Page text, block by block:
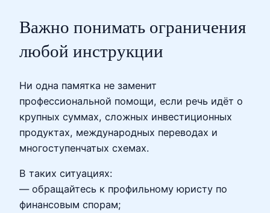
Важно понимать ограничения
любой инструкции
Ни одна памятка не заменит
профессиональной помощи, если речь идёт о
крупных суммах, сложных инвестиционных
продуктах, международных переводах и
многоступенчатых схемах.
В таких ситуациях:
— обращайтесь к профильному юристу по
финансовым спорам;